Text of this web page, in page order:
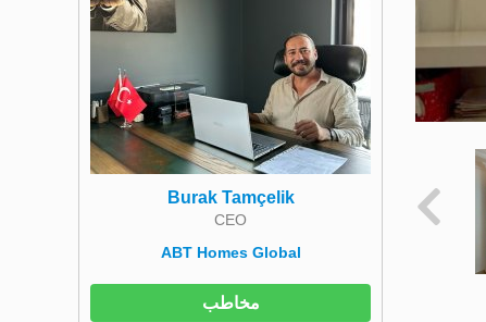
Burak Tamçelik
CEO
ABT Homes Global
مخاطب